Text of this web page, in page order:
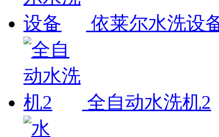
依莱尔水洗设
全自动水洗机2